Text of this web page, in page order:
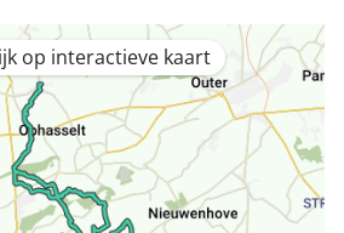
op interactieve kaart